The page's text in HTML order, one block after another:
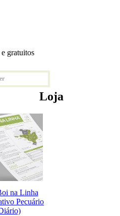
gratuitos
Loja
na Linha
Pecuário